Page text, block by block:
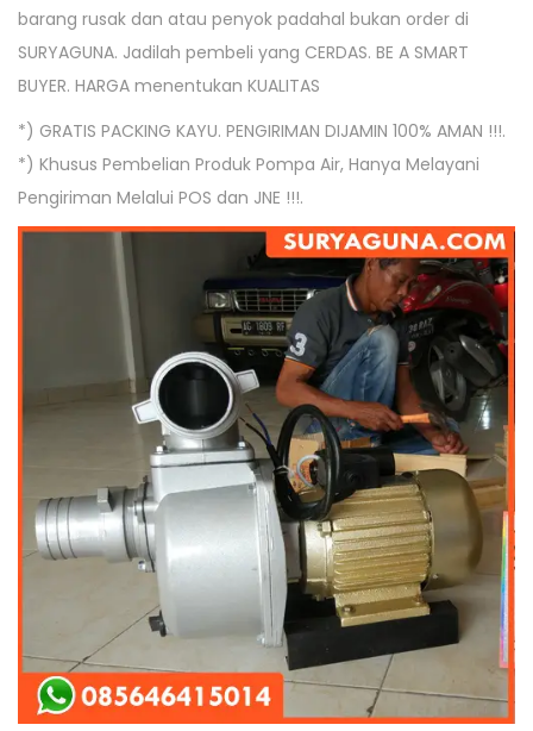
barang rusak dan atau penyok padahal bukan order di
SURYAGUNA. Jadilah pembeli yang CERDAS. BE A SMART
BUYER. HARGA menentukan KUALITAS
*) GRATIS PACKING KAYU. PENGIRIMAN DIJAMIN 100% AMAN !!!.
*) Khusus Pembelian Produk Pompa Air, Hanya Melayani
Pengiriman Melalui POS dan JNE !!!.